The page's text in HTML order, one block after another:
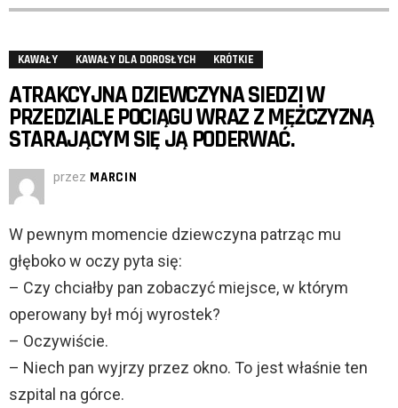
KAWAŁY KAWAŁY DLA DOROSŁYCH KRÓTKIE
ATRAKCYJNA DZIEWCZYNA SIEDZI W
PRZEDZIALE POCIĄGU WRAZ Z MĘŻCZYZNĄ
STARAJĄCYM SIĘ JĄ PODERWAĆ.
przez MARCIN
W pewnym momencie dziewczyna patrząc mu
głęboko w oczy pyta się:
– Czy chciałby pan zobaczyć miejsce, w którym
operowany był mój wyrostek?
– Oczywiście.
– Niech pan wyjrzy przez okno. To jest właśnie ten
szpital na górce.